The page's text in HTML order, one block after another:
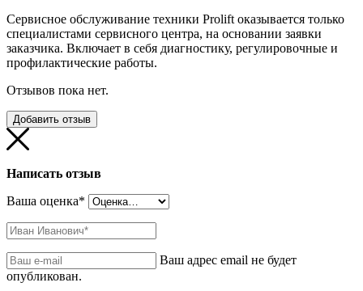
Сервисное обслуживание техники Prolift оказывается только
специалистами сервисного центра, на основании заявки
заказчика. Включает в себя диагностику, регулировочные и
профилактические работы.
Отзывов пока нет.
Добавить отзыв
Написать отзыв
Ваша оценка*
Ваш адрес email не будет
опубликован.